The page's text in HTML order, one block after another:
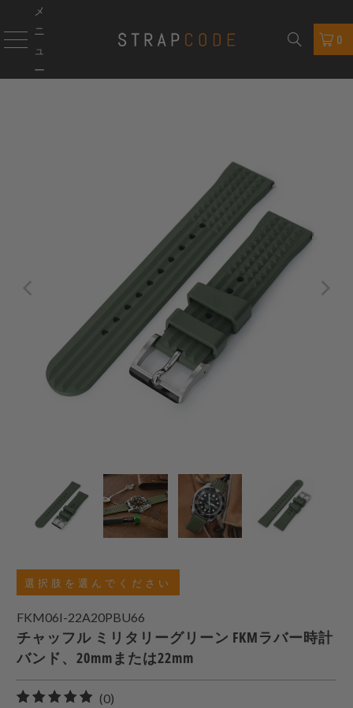
メ
ニ
ュ
ー
0
選択肢を選んでください
FKM06I-22A20PBU66
チャッフル ミリタリーグリーン FKMラバー時計
バンド、20mmまたは22mm
(0)